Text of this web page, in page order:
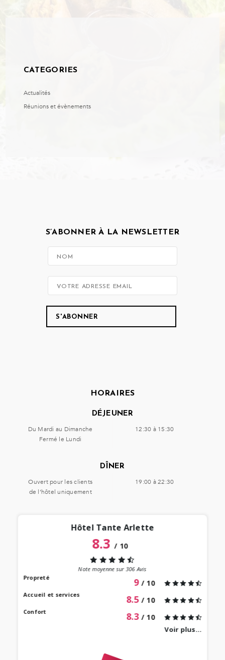
CATEGORIES
Actualités
Réunions et évènements
S’ABONNER À LA NEWSLETTER
HORAIRES
DÉJEUNER
Du Mardi au Dimanche
Fermé le Lundi
12:30 à 15:30
DÎNER
Ouvert pour les clients
de l’hôtel uniquement
19:00 à 22:30
Hôtel Tante Arlette
8.3/ 10
Note moyenne sur306Avis
Propreté
9 / 10
Accueil et services 8.5 / 10
Confort 8.3 / 10
Voir plus...